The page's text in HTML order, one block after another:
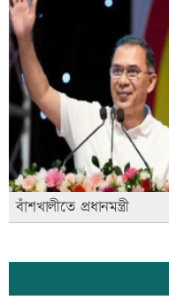
বাঁশখালীতে প্রধানমন্ত্রী